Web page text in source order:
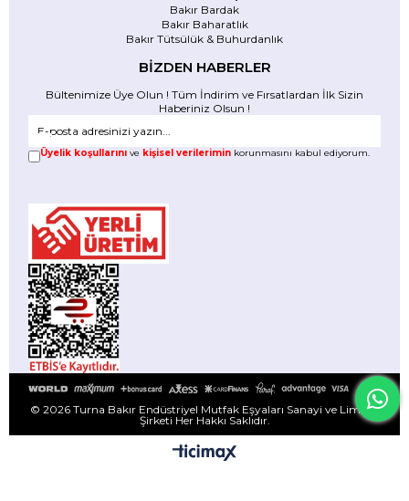
Bakır Bardak
Bakır Baharatlık
Bakır Tütsülük & Buhurdanlık
BİZDEN HABERLER
Bültenimize Üye Olun ! Tüm İndirim ve Fırsatlardan İlk Sizin
Haberiniz Olsun !
Üyelik koşullarını ve kişisel verilerimin korunmasını kabul ediyorum.
© 2026 Turna Bakır Endüstriyel Mutfak Eşyaları Sanayi ve Limited
Şirketi Her Hakkı Saklıdır.